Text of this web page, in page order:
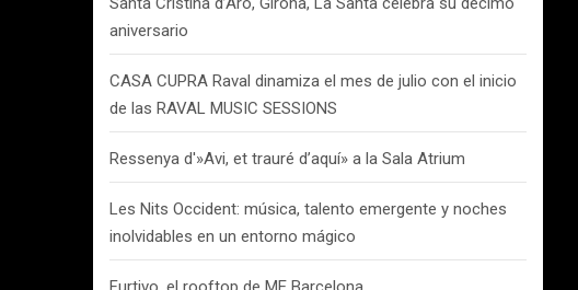
aniversario
CASA CUPRA Raval dinamiza el mes de julio con el inicio
de las RAVAL MUSIC SESSIONS
Ressenya d'»Avi, et trauré d’aquí» a la Sala Atrium
Les Nits Occident: música, talento emergente y noches
inolvidables en un entorno mágico